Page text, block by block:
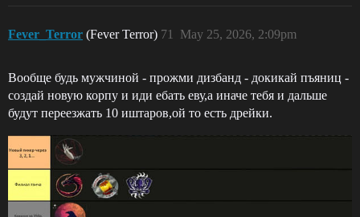
Fever_Terror (Fever Terror) May 25, 2026, 2:09pm
71
Вообще будь мужчиной - прожми дизбанд - докикай пъяниц -
создай новую корпу и иди ебать еву,а иначе тебя и дальше
будут переезжать 10 иштаров,ой то есть дрейки.